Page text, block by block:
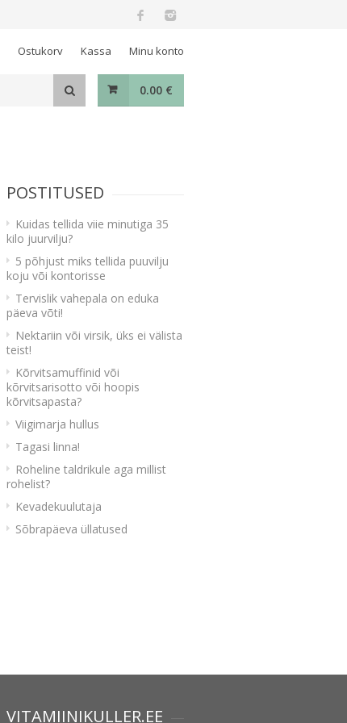
Ostukorv Kassa Minu konto
0.00 €
POSTITUSED
Kuidas tellida viie minutiga 35
kilo juurvilju?
5 põhjust miks tellida puuvilju
koju või kontorisse
Tervislik vahepala on eduka
päeva võti!
Nektariin või virsik, üks ei välista
teist!
Kõrvitsamuffinid või
kõrvitsarisotto või hoopis
kõrvitsapasta?
Viigimarja hullus
Tagasi linna!
Roheline taldrikule aga millist
rohelist?
Kevadekuulutaja
Sõbrapäeva üllatused
VITAMIINIKULLER.EE